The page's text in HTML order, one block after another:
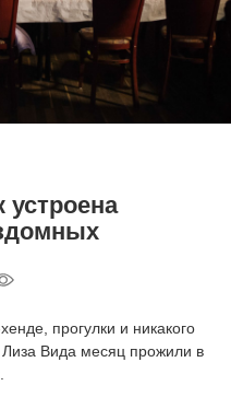
устроена
прогулки и никакого
Вида месяц прожили в